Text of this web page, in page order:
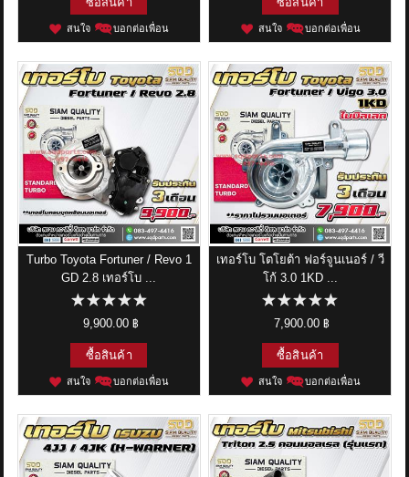
สนใจ บอกต่อเพื่อน สนใจ บอกต่อเพื่อน
Turbo Toyota Fortuner / Revo 1
GD 2.8 เทอร์โบ ...
9,900.00 ฿
ซื้อสินค้า
สนใจ บอกต่อเพื่อน
เทอร์โบ โตโยต้า ฟอร์จูนเนอร์ / วี
โก้ 3.0 1KD ...
7,900.00 ฿
ซื้อสินค้า
สนใจ บอกต่อเพื่อน